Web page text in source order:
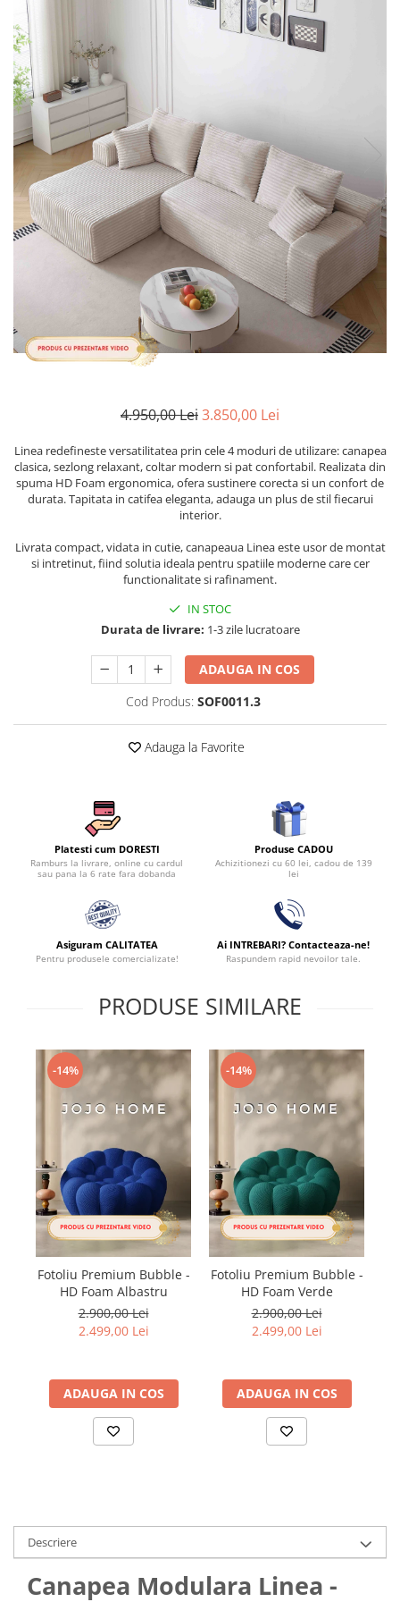
Cearceaf cu elastic
Cearceaf normal
Lenjerii De Pat Creponate
Lenjerii De Pat Bumbac Poplin 2
Persoane
Lenjerii De Pat Bumbac Poplin,
Matlasate, 2 Persoane
Lenjerii De Pat Bumbac Satinat 2
Persoane
Lenjerii De Pat Volanase
Lenjerii De Pat, Finet Premium 3D,
Lenjerii De Pat Jacquard
Lenjerii De Pat Catifea
Lenjerii De Pat Cocolino
Set Lenjerie Pat Blanita Iepure, 6
Lenjerii De Pat Premium Collection
Set Lenjerie De Pat, 7 Piese, Cu
Set Lenjerie De Pat Jacquard Regal,
11 Piese, Cuvertura Inclusa
Lenjerii Damasc Egiptean King Size
Lenjerii De Pat, Finet Premium, 1
Lenjerii De Pat Damasc 1 Persoana
Lenjerii De Pat, Imprimeu 3D, 1
4.950,00 Lei3.850,00 Lei
Linea redefineste versatilitatea prin cele 4 moduri de utilizare: canapea
clasica, sezlong relaxant, coltar modern si pat confortabil. Realizata din
spuma HD Foam ergonomica, ofera sustinere corecta si un confort de
durata. Tapitata in catifea eleganta, adauga un plus de stil fiecarui
interior.
Livrata compact, vidata in cutie, canapeaua Linea este usor de montat
si intretinut, fiind solutia ideala pentru spatiile moderne care cer
functionalitate si rafinament.
IN STOC
Durata de livrare: 1-3 zile lucratoare
ADAUGA IN COS
Cod Produs: SOF0011.3
Adauga la Favorite
Platesti cum DORESTI
Ramburs la livrare, online cu cardul
sau pana la 6 rate fara dobanda
Produse CADOU
Achizitionezi cu 60 lei, cadou de 139
lei
Asiguram CALITATEA
Pentru produsele comercializate!
Ai INTREBARI? Contacteaza-ne!
Raspundem rapid nevoilor tale.
PRODUSE SIMILARE
-14%
Fotoliu Premium Bubble -
HD Foam Albastru
2.900,00 Lei
2.499,00 Lei
ADAUGA IN COS
-14%
Fotoliu Premium Bubble -
HD Foam Verde
2.900,00 Lei
2.499,00 Lei
ADAUGA IN COS
Descriere
Canapea Modulara Linea -